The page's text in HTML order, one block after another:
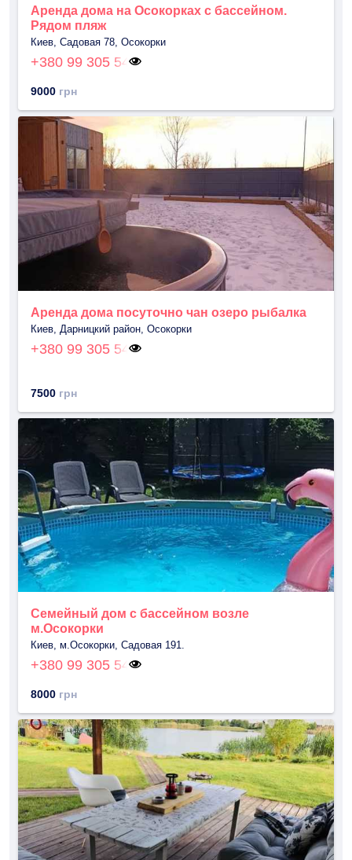
Аренда дома на Осокорках с бассейном.
Рядом пляж
Киев, Садовая 78, Осокорки
+380 99 305 54
9000 грн
Аренда дома посуточно чан озеро рыбалка
Киев, Дарницкий район, Осокорки
+380 99 305 54
7500 грн
Семейный дом с бассейном возле
м.Осокорки
Киев, м.Осокорки, Садовая 191.
+380 99 305 54
8000 грн